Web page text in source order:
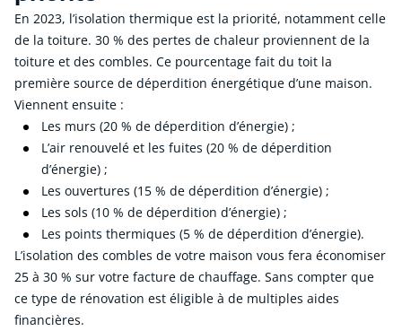
En 2023, l’isolation thermique est la priorité, notamment celle
de la toiture. 30 % des pertes de chaleur proviennent de la
toiture et des combles. Ce pourcentage fait du toit la
première source de déperdition énergétique d’une maison.
Viennent ensuite :
Les murs (20 % de déperdition d’énergie) ;
L’air renouvelé et les fuites (20 % de déperdition
d’énergie) ;
Les ouvertures (15 % de déperdition d’énergie) ;
Les sols (10 % de déperdition d’énergie) ;
Les points thermiques (5 % de déperdition d’énergie).
L’isolation des combles de votre maison vous fera économiser
25 à 30 % sur votre facture de chauffage. Sans compter que
ce type de rénovation est éligible à de multiples aides
financières.